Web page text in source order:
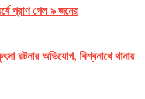
প্রাণ গেল ৯ জনের
রটনার অভিযোগ, বিশ্বনাথে থানায়